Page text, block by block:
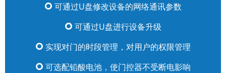
可通过U盘修改设备的网络通讯参数
可通过U盘进行设备升级
实现对门的时段管理，对用户的权限管理
可选配铅酸电池，使门控器不受断电影响